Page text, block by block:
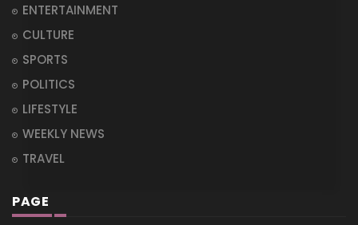
ENTERTAINMENT
CULTURE
SPORTS
POLITICS
LIFESTYLE
WEEKLY NEWS
TRAVEL
PAGE